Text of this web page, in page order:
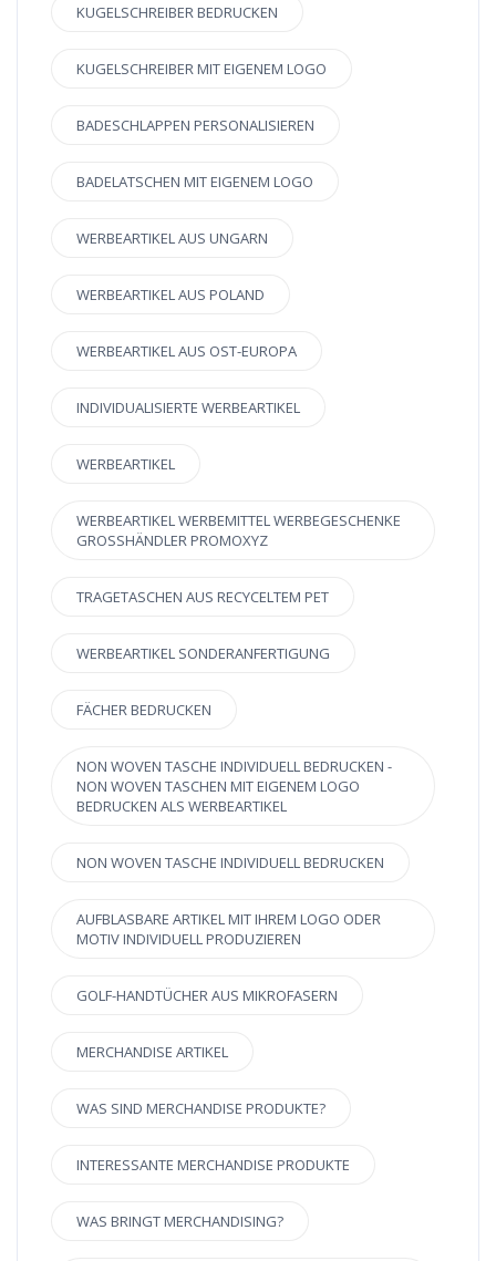
KUGELSCHREIBER BEDRUCKEN
KUGELSCHREIBER MIT EIGENEM LOGO
BADESCHLAPPEN PERSONALISIEREN
BADELATSCHEN MIT EIGENEM LOGO
WERBEARTIKEL AUS UNGARN
WERBEARTIKEL AUS POLAND
WERBEARTIKEL AUS OST-EUROPA
INDIVIDUALISIERTE WERBEARTIKEL
WERBEARTIKEL
WERBEARTIKEL WERBEMITTEL WERBEGESCHENKE
GROSSHÄNDLER PROMOXYZ
TRAGETASCHEN AUS RECYCELTEM PET
WERBEARTIKEL SONDERANFERTIGUNG
FÄCHER BEDRUCKEN
NON WOVEN TASCHE INDIVIDUELL BEDRUCKEN -
NON WOVEN TASCHEN MIT EIGENEM LOGO
BEDRUCKEN ALS WERBEARTIKEL
NON WOVEN TASCHE INDIVIDUELL BEDRUCKEN
AUFBLASBARE ARTIKEL MIT IHREM LOGO ODER
MOTIV INDIVIDUELL PRODUZIEREN
GOLF-HANDTÜCHER AUS MIKROFASERN
MERCHANDISE ARTIKEL
WAS SIND MERCHANDISE PRODUKTE?
INTERESSANTE MERCHANDISE PRODUKTE
WAS BRINGT MERCHANDISING?